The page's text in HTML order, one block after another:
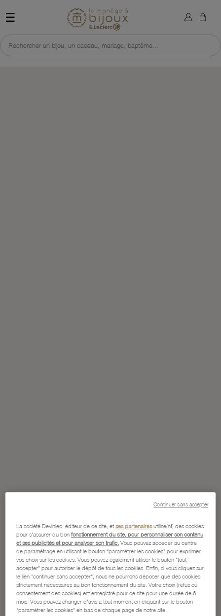
☰ Retour à l'accueil du site
Rechercher un bijou, un cadeau, mariage, baptême...
×
La société Devinlec, éditeur de ce site, etses partenairesutilise(nt) des cookies
pour s'assurer du bonfonctionnement du site, pour personnaliser son contenu
et ses publicités et pour analyser son trafic. Vous pouvez accéder au centre
de paramétrage en utilisant le bouton “paramétrer les cookies” pour exprimer
vos choix sur les cookies. Vous pouvez également utiliser le bouton "tout
accepter" pour autoriser le dépôt de tous les cookies. Enfin, si vous cliquez sur
le lien "continuer sans accepter", nous ne pourrons déposer que des cookies
strictement nécessaires au bon fonctionnement du site. Votre choix (refus ou
consentement des cookies) est enregistré pour ce site pour une durée de 6
mois. Vous pouvez changer d'avis à tout moment en cliquant sur le bouton
"paramétrer les cookies" en bas de chaque page de notre site.
Continuer sans accepter